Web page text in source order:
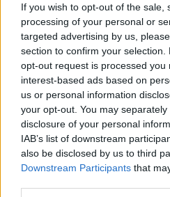
If you wish to opt-out of the sale,
processing of your personal or
targeted advertising by us,
section to confirm your
opt-out request is processed you
interest-based ads based on
us or personal information
your opt-out. You may
disclosure of your personal
IAB’s list of downstream
also be disclosed by us to third
Downstream Participants that
Witcher és a
Sokkal amerikaibb
árasztani a
A Cyberpunk 2077
mondanivaló terén
LEGFRISSEBB VIDEÓNK